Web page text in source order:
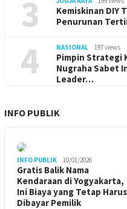
3
Kemiskinan DIY
Penurunan
4 NASIONAL 197 views
Pimpin Strategi
Nugraha Sabet
Leader…
INFO PUBLIK
INFO PUBLIK 10/01/2026
Gratis Balik Nama
Kendaraan di Yogyakarta,
Ini Biaya yang Tetap Harus
Dibayar Pemilik